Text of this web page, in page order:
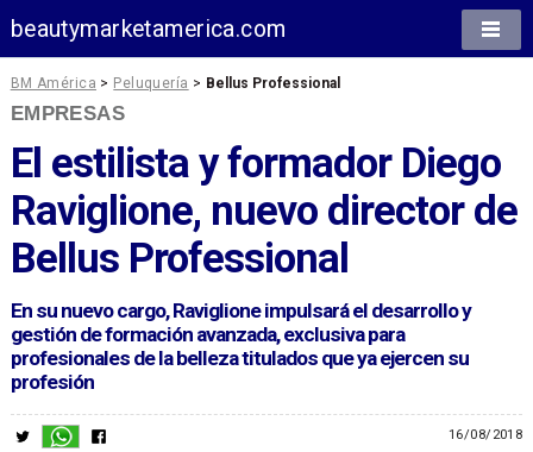
beautymarketamerica.com
BM América > Peluquería > Bellus Professional
EMPRESAS
El estilista y formador Diego
Raviglione, nuevo director de
Bellus Professional
En su nuevo cargo, Raviglione impulsará el desarrollo y
gestión de formación avanzada, exclusiva para
profesionales de la belleza titulados que ya ejercen su
profesión
16/08/2018